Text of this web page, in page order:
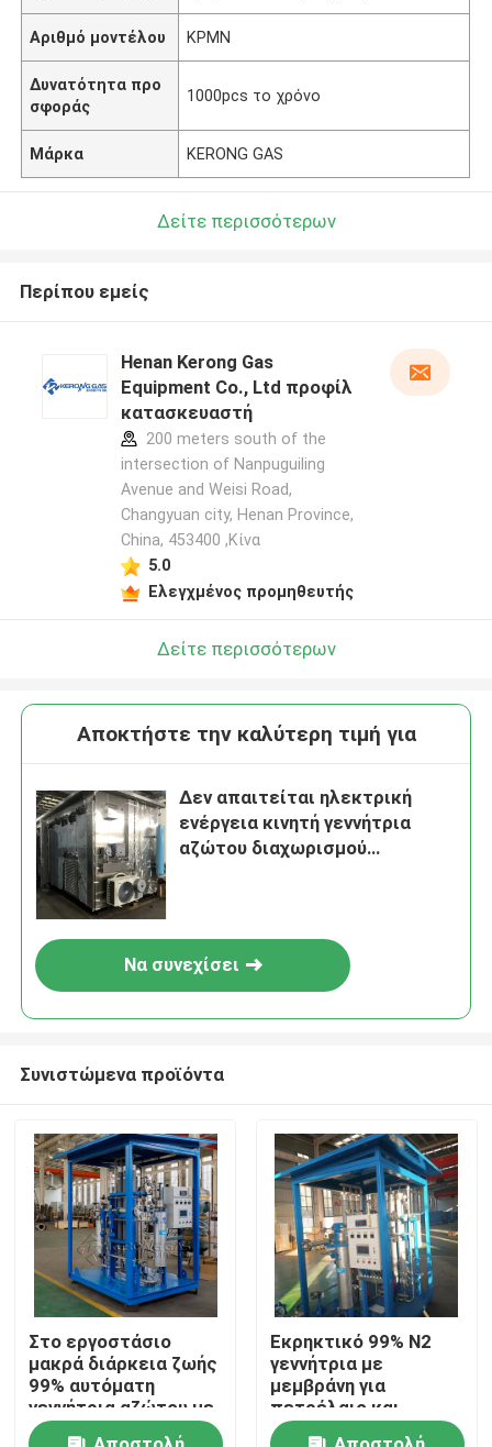
Σπίτι
Προϊόντα
Σχετικά με εμάς
Αριθμό μοντέλου ΚΡΜΝ
Δυνατότητα προ
σφοράς
1000pcs το χρόνο
Μάρκα KERONG GAS
Δείτε περισσότερων
Περίπου εμείς
Henan Kerong Gas
Equipment Co., Ltd προφίλ
κατασκευαστή
200 meters south of the
intersection of Nanpuguiling
Avenue and Weisi Road,
Changyuan city, Henan Province,
China, 453400 ,Κίνα
5.0
Ελεγχμένος προμηθευτής
Δείτε περισσότερων
Αποκτήστε την καλύτερη τιμή για
Δεν απαιτείται ηλεκτρική
ενέργεια κινητή γεννήτρια
αζώτου διαχωρισμού
Να συνεχίσει
Συνιστώμενα προϊόντα
Στο εργοστάσιο
μακρά διάρκεια ζωής
99% αυτόματη
γεννήτρια αζώτου με
μεμβράνη
Εκρηκτικό 99% N2
γεννήτρια με
μεμβράνη για
πετρέλαιο και
φυσικό αέριο υψηλής